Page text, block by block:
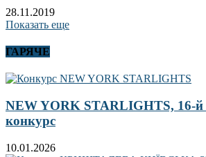
28.11.2019
Показать еще
ГАРЯЧЕ
NEW YORK STARLIGHTS, 16-й
конкурс
10.01.2026